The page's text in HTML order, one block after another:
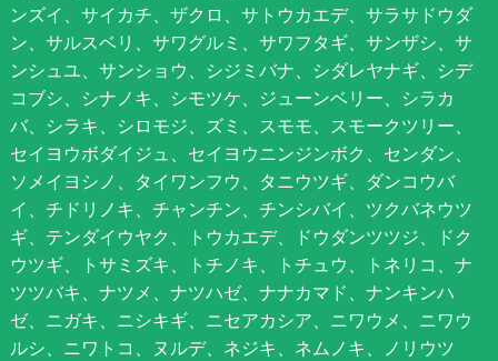
ンズイ、サイカチ、ザクロ、サトウカエデ、サラサドウダ
ン、サルスベリ、サワグルミ、サワフタギ、サンザシ、サ
ンシュユ、サンショウ、シジミバナ、シダレヤナギ、シデ
コブシ、シナノキ、シモツケ、ジューンベリー、シラカ
バ、シラキ、シロモジ、ズミ、スモモ、スモークツリー、
セイヨウボダイジュ、セイヨウニンジンボク、センダン、
ソメイヨシノ、タイワンフウ、タニウツギ、ダンコウバ
イ、チドリノキ、チャンチン、チンシバイ、ツクバネウツ
ギ、テンダイウヤク、トウカエデ、ドウダンツツジ、ドク
ウツギ、トサミズキ、トチノキ、トチュウ、トネリコ、ナ
ツツバキ、ナツメ、ナツハゼ、ナナカマド、ナンキンハ
ゼ、ニガキ、ニシキギ、ニセアカシア、ニワウメ、ニワウ
ルシ、ニワトコ、ヌルデ、ネジキ、ネムノキ、ノリウツ